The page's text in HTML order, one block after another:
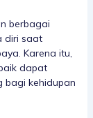
berbagai
diri saat
Karena itu,
dapat
bagi kehidupan